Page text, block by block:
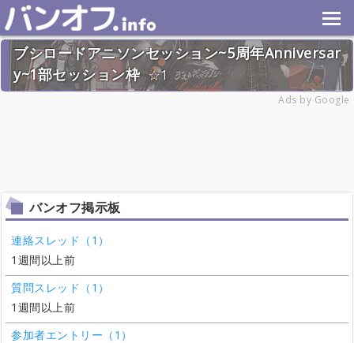
ブシロードアニソンセッション~5周年Anniversar
y~1部セッション枠
1
Ads by Google
バンオフ掲示板
連絡スレッド（1）
1週間以上前
質問スレッド（1）
1週間以上前
参加者エントリー（1）